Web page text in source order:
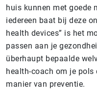
huis kunnen met goede
iedereen baat bij deze
health devices” is het
passen aan je
überhaupt bepaalde
health-coach om je
manier van preventie.